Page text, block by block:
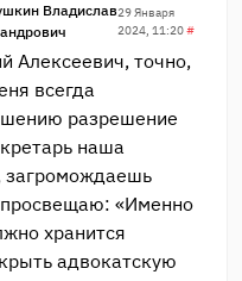
Владислав29 Января
2024, 11:20#
Алексеевич, точно,
всегда
разрешение
наша
загромождаешь
«Именно
хранится
адвокатскую